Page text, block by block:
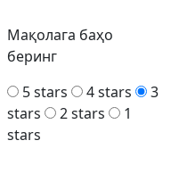
Мақолага баҳо
беринг
5 stars
4 stars
3
stars
2 stars
1
stars